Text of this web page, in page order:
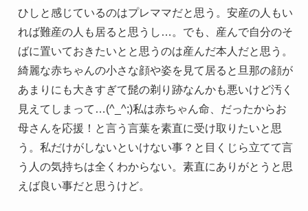
ひしと感じているのはプレママだと思う。安産の人もい
れば難産の人も居ると思うし…。でも、産んで自分のそ
ばに置いておきたいとと思うのは産んだ本人だと思う。
綺麗な赤ちゃんの小さな顔や姿を見て居ると旦那の顔が
あまりにも大きすぎて髭の剃り跡なんかも悪いけど汚く
見えてしまって…(^_^;)私は赤ちゃん命、だったからお
母さんを応援！と言う言葉を素直に受け取りたいと思
う。私だけがしないといけない事？と目くじら立てて言
う人の気持ちは全くわからない。素直にありがとうと思
えば良い事だと思うけど。